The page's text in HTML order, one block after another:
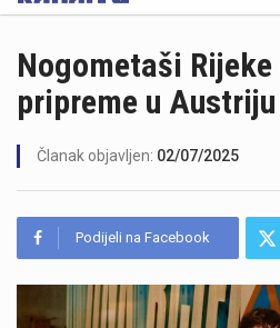
Nogometaši
pripreme u Austriju
Članak objavljen: 02/07/2025
Podijeli na Facebook